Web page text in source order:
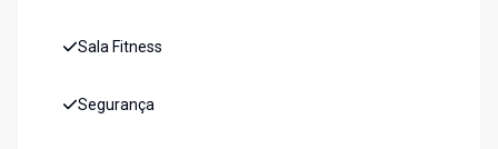
Sala Fitness
Segurança